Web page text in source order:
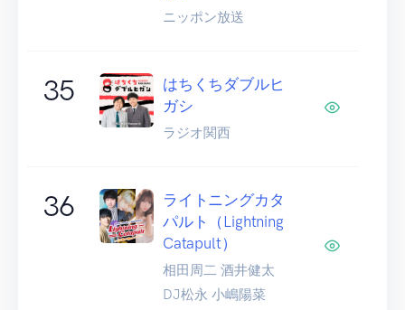
ニッポン放送
35
はちくちダブルヒ
ガシ
ラジオ関西
36
ライトニングカタ
パルト（Lightning
Catapult）
相田周二 酒井健太
DJ松永 小嶋陽菜